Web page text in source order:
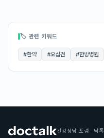
🏷 관련 키워드
#한약 #오십견 #한방병원
건강상담 포럼 · 닥톡